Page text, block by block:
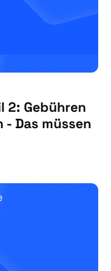
2: Gebühren
Das müssen